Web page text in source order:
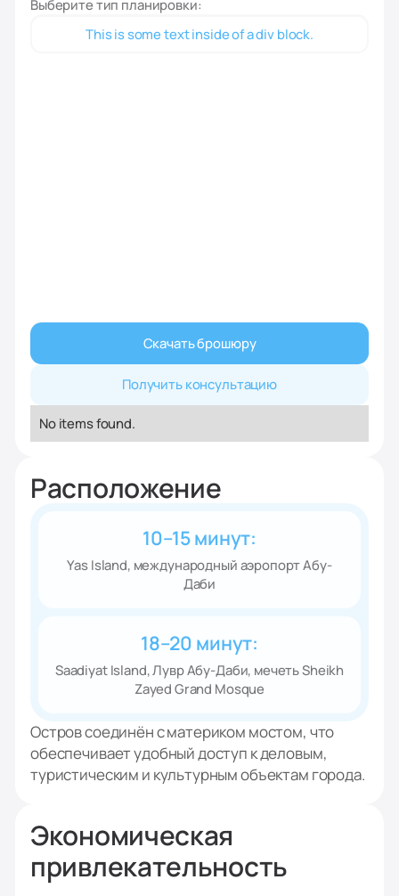
Выберите тип планировки:
This is some text inside of a div block.
Скачать брошюру
Получить консультацию
No items found.
Расположение
10–15 минут:
Yas Island, международный аэропорт Абу-
Даби
18–20 минут:
Saadiyat Island, Лувр Абу-Даби, мечеть Sheikh
Zayed Grand Mosque
Остров соединён с материком мостом, что
обеспечивает удобный доступ к деловым,
туристическим и культурным объектам города.
Экономическая
привлекательность